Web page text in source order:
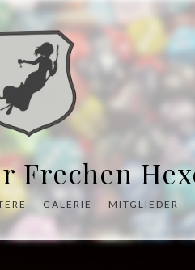
Frechen
GALERIE MITGLIEDER